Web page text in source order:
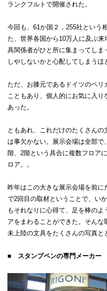
ランクフルトで開催された。
今回も、61か国２，255社という
た、世界各国から10万人に及ぶ
具関係者がひと所に集まってし
しやしないかと心配してしまうほ
ただ、お膝元であるドイツのペリ
こともあり、個人的にお気に入
あった。
ともあれ、これだけのたくさん
は事欠かない。展示会場は全部
階、2階という具合に複数フロア
ロア。。
昨年はこの大きな展示会場を前に
で2回目の取材ということで、い
もそれなりに心得て、足を棒の
アをまわることができた。そん
未上陸の文具をたくさんの写真と
■ スタンプペンの専門メーカー